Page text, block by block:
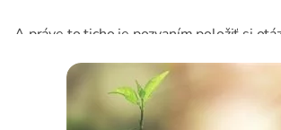
A práve to ticho je pozvaním položiť si
aby sa dialo ďalej?